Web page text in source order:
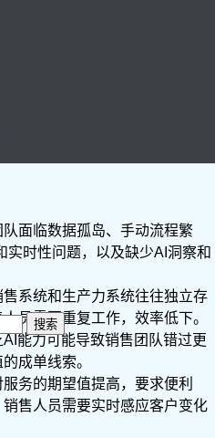
队面临数据孤岛、手动流程繁
实时性问题，以及缺少AI洞察和
售系统和生产力系统往往独立存
员需要重复工作，效率低下。
AI能力可能导致销售团队错过更
成单线索。
服务的期望值提高，要求便利
售人员需要实时感应客户变化